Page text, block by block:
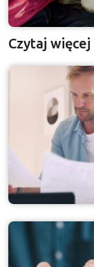
Czytaj więcej